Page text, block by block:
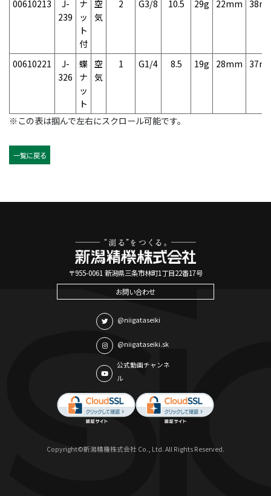
00610213
J-
239
ナ
ッ
ト
付
空
気
2 G3/8 10.5 29g 22mm
00610221
J-
326
蝶
ナ
ッ
ト
空
気
1 G1/4 8.5 19g 28mm
※この表は掴んで左右にスクロール可能です。
一覧に戻る
〒955-0061 新潟県三条市林町1丁目22番17号
お問い合わせ
@niigataseiki
@niigataseiki.sk
公式動画チャンネ
ル
Copyright©新潟精機株式会社 Co., Ltd. All Rights Reserved.